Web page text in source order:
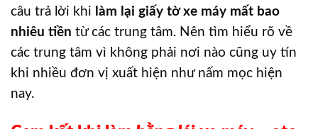
câu trả lời khi làm lại giấy tờ xe máy mất bao
nhiêu tiền từ các trung tâm. Nên tìm hiểu rõ về
các trung tâm vì không phải nơi nào cũng uy tín
khi nhiều đơn vị xuất hiện như nấm mọc hiện
nay.